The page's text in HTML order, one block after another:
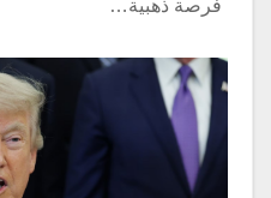
فرصة ذهبية…